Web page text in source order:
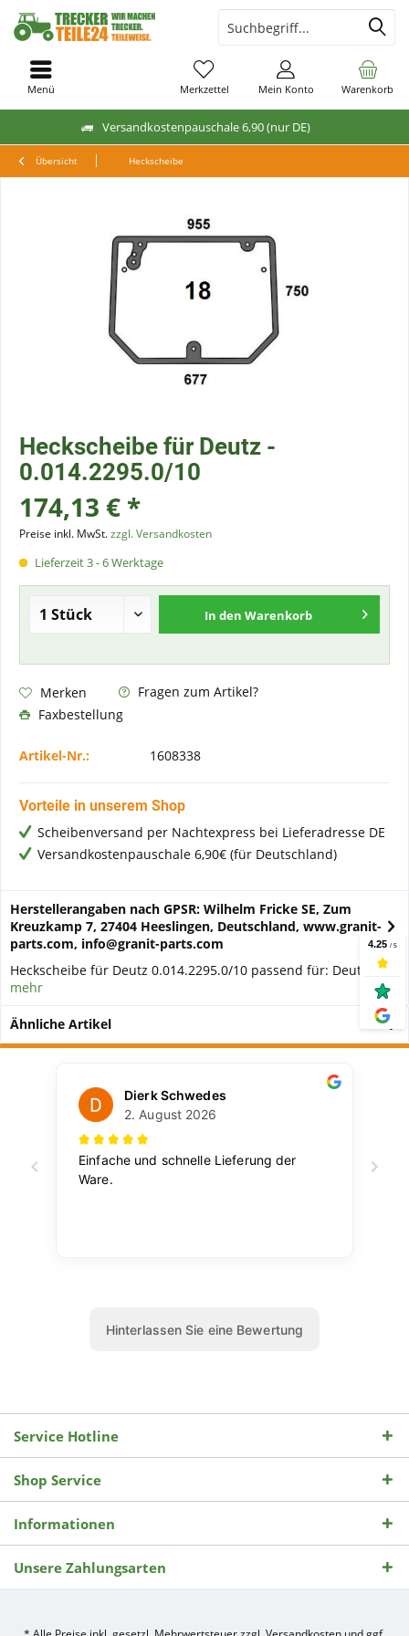
Versandkostenpauschale 6,90 (nur DE)
Warenkorb
Merkzettel Mein Konto
Menü
Übersicht Heckscheibe
Heckscheibe für Deutz -
0.014.2295.0/10
174,13 € *
Preise inkl. MwSt.zzgl. Versandkosten
Lieferzeit 3 - 6 Werktage
In den Warenkorb
Merken
Fragen zum Artikel?
Faxbestellung
Artikel-Nr.: 1608338
Vorteile in unserem Shop
Scheibenversand per Nachtexpress bei Lieferadresse DE
Versandkostenpauschale 6,90€ (für Deutschland)
Herstellerangaben nach GPSR: Wilhelm Fricke SE, Zum
Kreuzkamp 7, 27404 Heeslingen, Deutschland, www.granit-
parts.com, info@granit-parts.com
Heckscheibe für Deutz 0.014.2295.0/10 passend für: Deutz...
mehr
Ähnliche Artikel
Service Hotline
Shop Service
Informationen
Unsere Zahlungsarten